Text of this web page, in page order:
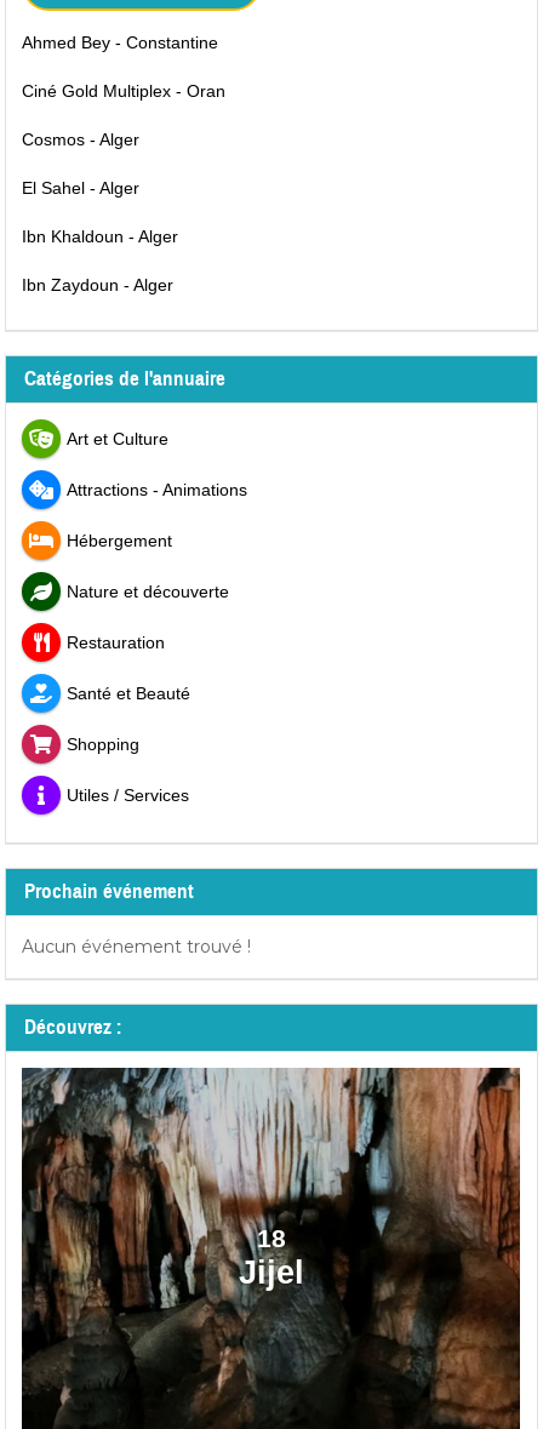
Ahmed Bey - Constantine
Ciné Gold Multiplex - Oran
Cosmos - Alger
El Sahel - Alger
Ibn Khaldoun - Alger
Ibn Zaydoun - Alger
Catégories de l'annuaire
Art et Culture
Attractions - Animations
Hébergement
Nature et découverte
Restauration
Santé et Beauté
Shopping
Utiles / Services
Prochain événement
Aucun événement trouvé !
Découvrez :
18
Jijel